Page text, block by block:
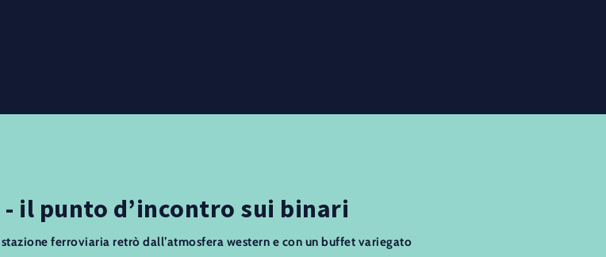
il punto d’incontro sui binari
ferroviaria retrò dall’atmosfera western e con un buffet variegato